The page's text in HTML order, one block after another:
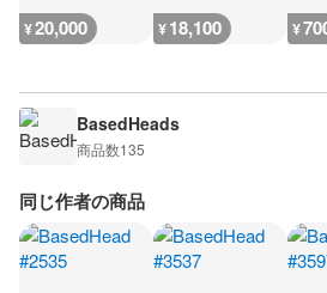
¥20,000 ¥18,100 ¥
BasedHeads
商品数135
同じ作者の商品